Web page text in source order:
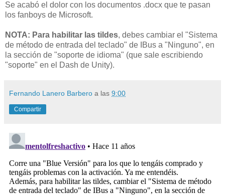
Se acabó el dolor con los documentos .docx que te pasan
los fanboys de Microsoft.
NOTA: Para habilitar las tildes, debes cambiar el "Sistema
de método de entrada del teclado" de IBus a "Ninguno", en
la sección de "soporte de idioma" (que sale escribiendo
"soporte" en el Dash de Unity).
Fernando Lanero Barbero a las 9:00
Compartir